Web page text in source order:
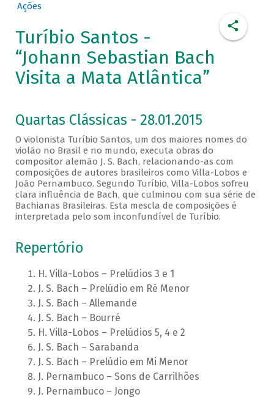
Ações
Turíbio Santos -
“Johann Sebastian Bach
Visita a Mata Atlântica”
Quartas Clássicas - 28.01.2015
O violonista Turíbio Santos, um dos maiores nomes do
violão no Brasil e no mundo, executa obras do
compositor alemão J. S. Bach, relacionando-as com
composições de autores brasileiros como Villa-Lobos e
João Pernambuco. Segundo Turíbio, Villa-Lobos sofreu
clara influência de Bach, que culminou com sua série de
Bachianas Brasileiras. Esta mescla de composições é
interpretada pelo som inconfundível de Turíbio.
Repertório
H. Villa-Lobos – Prelúdios 3 e 1
J. S. Bach – Prelúdio em Ré Menor
J. S. Bach – Allemande
J. S. Bach – Bourré
H. Villa-Lobos – Prelúdios 5, 4 e 2
J. S. Bach – Sarabanda
J. S. Bach – Prelúdio em Mi Menor
J. Pernambuco – Sons de Carrilhões
J. Pernambuco – Jongo